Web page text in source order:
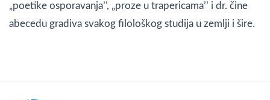
„poetike osporavanja’’, „proze u trapericama’’ i dr. čine
abecedu gradiva svakog filološkog studija u zemlji i šire.